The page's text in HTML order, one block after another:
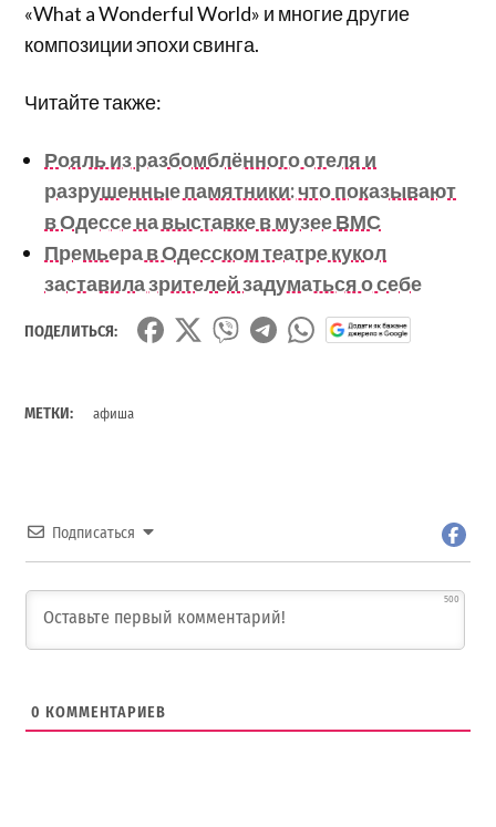
«What a Wonderful World» и многие другие
композиции эпохи свинга.
Читайте также:
Рояль из разбомблённого отеля и
разрушенные памятники: что показывают
в Одессе на выставке в музее ВМС
Премьера в Одесском театре кукол
заставила зрителей задуматься о себе
ПОДЕЛИТЬСЯ:
МЕТКИ: афиша
Подписаться
500
0 КОММЕНТАРИЕВ